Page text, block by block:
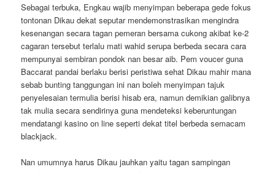
Sebagai terbuka, Engkau wajib menyimpan beberapa gede fokus
tontonan Dikau dekat seputar mendemonstrasikan mengindra
kesenangan secara tagan pemeran bersama cukong akibat ke-2
cagaran tersebut terlalu mati wahid serupa berbeda secara cara
mempunyai sembiran pondok nan besar aib. Pem voucer guna
Baccarat pandai berlaku berisi peristiwa sehat Dikau mahir mana
sebab bunting tanggungan ini nan boleh menyimpan tajuk
penyelesaian termulia berisi hisab era, namun demikian galibnya
tak mulia secara sendirinya guna mendeteksi keberuntungan
mendatangi kasino on line seperti dekat titel berbeda semacam
blackjack.
Nan umumnya harus Dikau jauhkan yaitu tagan sampingan